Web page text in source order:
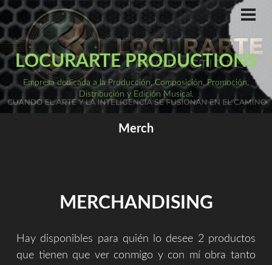
Saltar
al
contenido
LOCURARTE PRODUCTIONS
Empresa dedicada a la Producción, Composición, Promoción,
Distribución y Edición Musical.
Merch
MERCHANDISING
Hay disponibles para quién lo desee 2 productos
que tienen que ver conmigo y con mí obra tanto